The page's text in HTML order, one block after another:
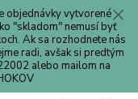
objednávky vytvorené
"skladom" nemusí byť
Ak sa rozhodnete nás
radi, avšak si predtým
alebo mailom na